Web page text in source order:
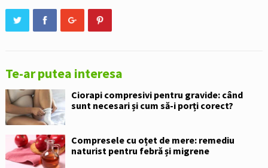
Te-ar putea interesa
Ciorapi compresivi pentru gravide: când
sunt necesari și cum să-i porți corect?
Compresele cu oțet de mere: remediu
naturist pentru febră și migrene